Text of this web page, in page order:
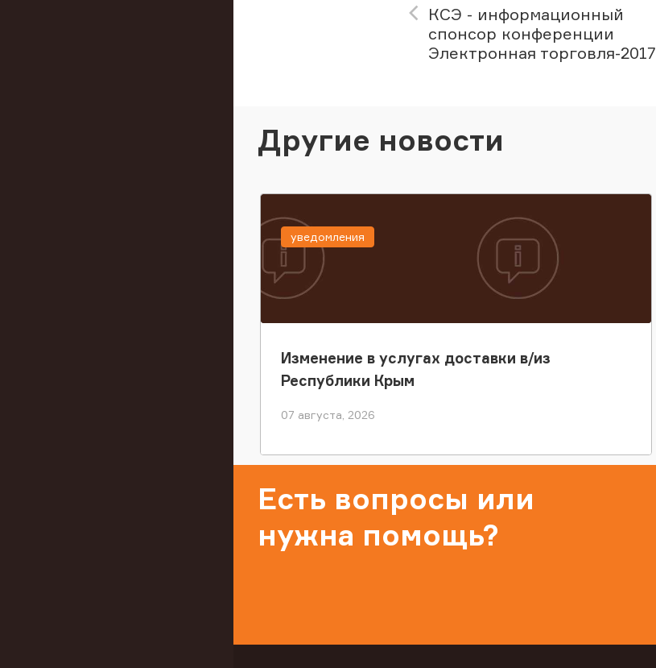
КСЭ - информационный
спонсор конференции
Электронная торговля-2017
Другие новости
Изменение в услугах доставки в/из
Республики Крым
07 августа, 2026
уведомления
Есть вопросы или
нужна помощь?